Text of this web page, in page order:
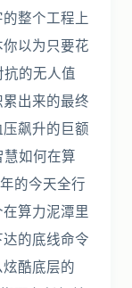
整个工程上
以为只要花
的无人值
出来的最终
飙升的巨额
如何在算
的今天全行
算力泥潭里
的底线命令
酷底层的